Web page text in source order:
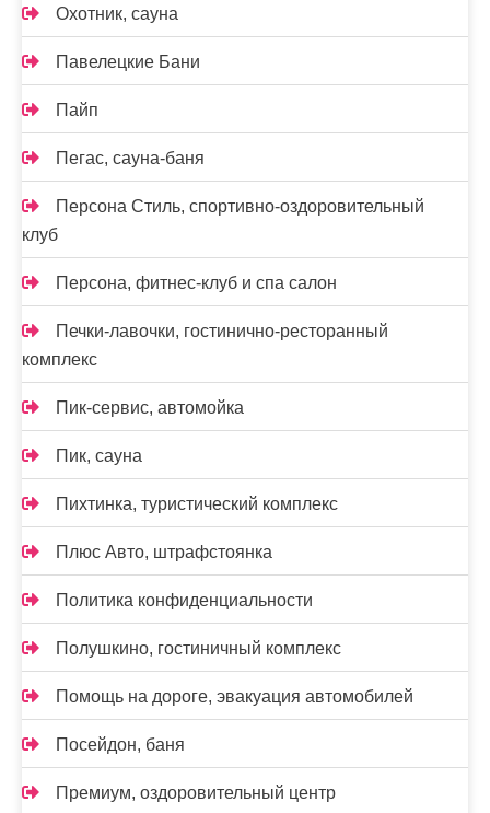
Охотник, сауна
Павелецкие Бани
Пайп
Пегас, сауна-баня
Персона Стиль, спортивно-оздоровительный
клуб
Персона, фитнес-клуб и спа салон
Печки-лавочки, гостинично-ресторанный
комплекс
Пик-сервис, автомойка
Пик, сауна
Пихтинка, туристический комплекс
Плюс Авто, штрафстоянка
Политика конфиденциальности
Полушкино, гостиничный комплекс
Помощь на дороге, эвакуация автомобилей
Посейдон, баня
Премиум, оздоровительный центр